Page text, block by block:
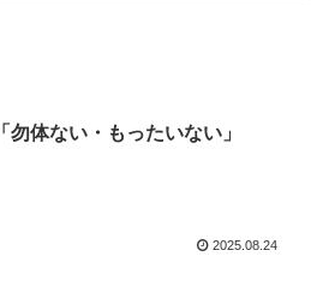
「勿体ない・もったいない」
2025.08.24